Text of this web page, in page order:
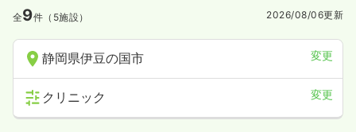
全9件（5施設） 2026/08/06更新
静岡県伊豆の国市 変更
クリニック 変更